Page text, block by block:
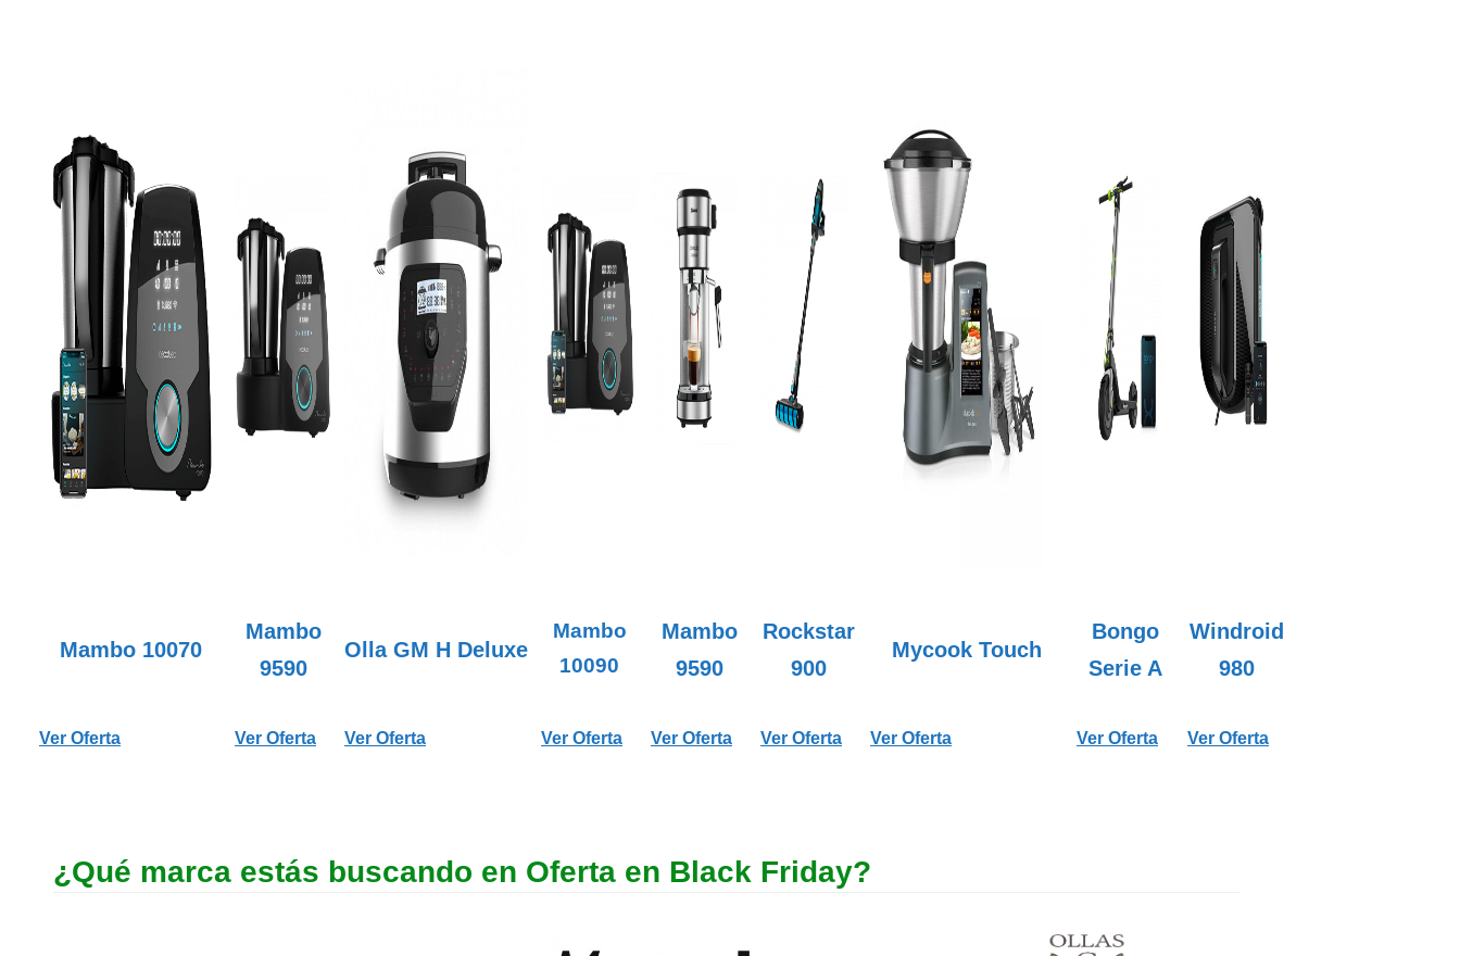
Mambo 10070
Mambo
9590
Olla GM H Deluxe
Mambo
10090
Mambo
9590
Rockstar
900
Mycook Touch
Bongo
Serie A
Windroid
980
Ver Oferta Ver Oferta Ver Oferta Ver Oferta Ver Oferta Ver Oferta Ver Oferta Ver Oferta Ver Oferta
¿Qué marca estás buscando en Oferta en Black Friday?